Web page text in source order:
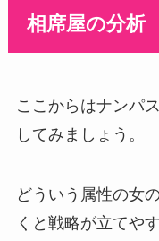
相席屋の分析
ここからはナンパ
してみましょう。
どういう属性の女
くと戦略が立てや